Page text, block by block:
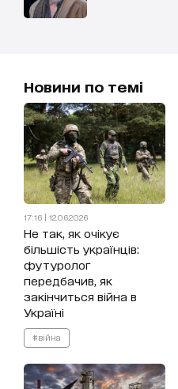
Новини по темі
17:16 | 12.06.2026
Не так, як очікує
більшість українців:
футуролог
передбачив, як
закінчиться війна в
Україні
#війна